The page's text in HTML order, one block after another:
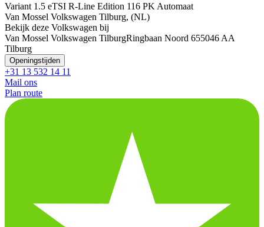
Variant 1.5 eTSI R-Line Edition 116 PK Automaat
Van Mossel Volkswagen Tilburg, (NL)
Bekijk deze Volkswagen bij
Van Mossel Volkswagen TilburgRingbaan Noord 655046 AA
Tilburg
Openingstijden
+31 13 532 14 11
Mail ons
Plan route